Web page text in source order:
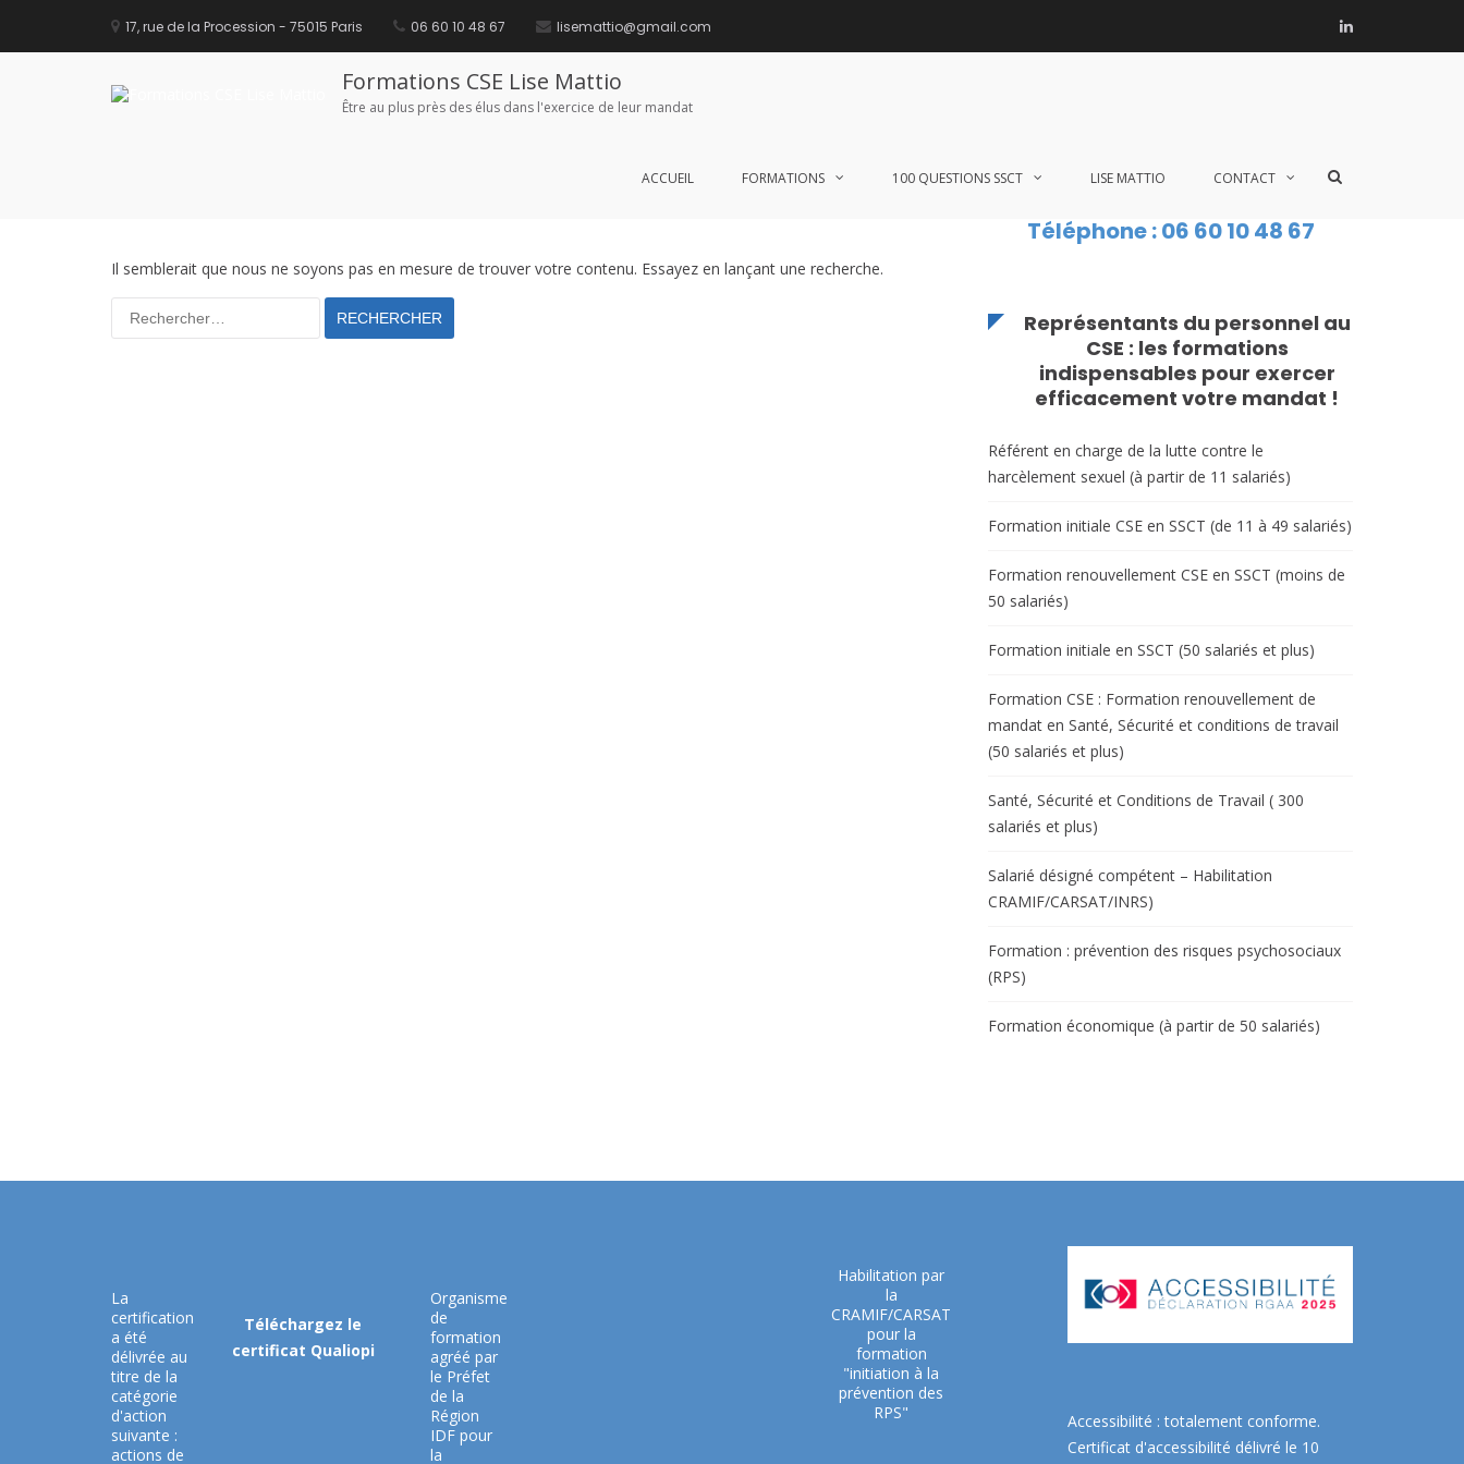
contenu
17, rue de la Procession - 75015 Paris 06 60 10 48 67 lisemattio@gmail.com Linkedin
Formations CSE Lise Mattio
Être au plus près des élus dans l'exercice de leur mandat
ACCUEIL FORMATIONS 100 QUESTIONS SSCT LISE MATTIO CONTACT
Afficher
Catégorie :Activité partielle
Il semblerait que nous ne soyons pas en mesure de trouver votre contenu. Essayez en lançant une recherche.
Rechercher :
Téléphone : 06 60 10 48 67
Représentants du personnel au
CSE : les formations
indispensables pour exercer
efficacement votre mandat !
Référent en charge de la lutte contre le
harcèlement sexuel (à partir de 11 salariés)
Formation initiale CSE en SSCT (de 11 à 49 salariés)
Formation renouvellement CSE en SSCT (moins de
50 salariés)
Formation initiale en SSCT (50 salariés et plus)
Formation CSE : Formation renouvellement de
mandat en Santé, Sécurité et conditions de travail
(50 salariés et plus)
Santé, Sécurité et Conditions de Travail ( 300
salariés et plus)
Salarié désigné compétent – Habilitation
CRAMIF/CARSAT/INRS)
Formation : prévention des risques psychosociaux
(RPS)
Formation économique (à partir de 50 salariés)
La
certification
a été
délivrée au
titre de la
catégorie
d'action
suivante :
actions de
Téléchargez le
certificat Qualiopi
Organisme
de
formation
agréé par
le Préfet
de la
Région
IDF pour
la
Habilitation par
la
CRAMIF/CARSAT
pour la
formation
"initiation à la
prévention des
RPS"
Accessibilité : totalement conforme.
Certificat d'accessibilité délivré le 10